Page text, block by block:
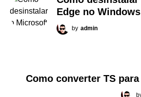
Edge no
by admin
Como converter TS para